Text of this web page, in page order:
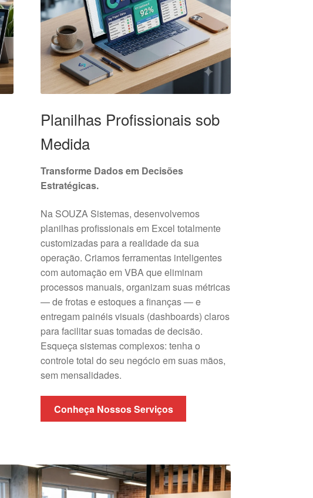
Planilhas Profissionais sob
Medida
Transforme Dados em Decisões
Estratégicas.
Na SOUZA Sistemas, desenvolvemos
planilhas profissionais em Excel totalmente
customizadas para a realidade da sua
operação. Criamos ferramentas inteligentes
com automação em VBA que eliminam
processos manuais, organizam suas métricas
— de frotas e estoques a finanças — e
entregam painéis visuais (dashboards) claros
para facilitar suas tomadas de decisão.
Esqueça sistemas complexos: tenha o
controle total do seu negócio em suas mãos,
sem mensalidades.
Conheça Nossos Serviços